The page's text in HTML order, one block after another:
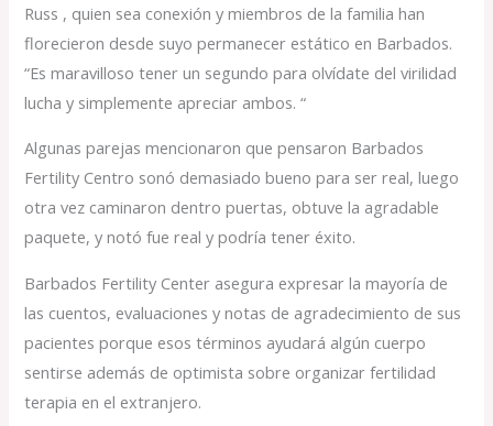
Russ , quien sea conexión y miembros de la familia han
florecieron desde suyo permanecer estático en Barbados.
“Es maravilloso tener un segundo para olvídate del virilidad
lucha y simplemente apreciar ambos. “
Algunas parejas mencionaron que pensaron Barbados
Fertility Centro sonó demasiado bueno para ser real, luego
otra vez caminaron dentro puertas, obtuve la agradable
paquete, y notó fue real y podría tener éxito.
Barbados Fertility Center asegura expresar la mayoría de
las cuentos, evaluaciones y notas de agradecimiento de sus
pacientes porque esos términos ayudará algún cuerpo
sentirse además de optimista sobre organizar fertilidad
terapia en el extranjero.